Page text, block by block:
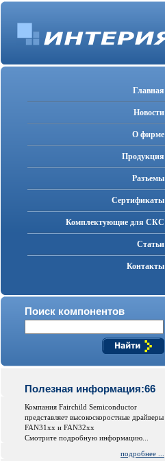
Главная
Новости
О фирме
Продукция
Разъемы
Cертификаты
Комплектующие для СКС
Статьи
Контакты
Поиск компонентов
Полезная информация:66
Компания Fairchild Semiconductor
представляет высокоскоростные драйверы
FAN31xx и FAN32xx
Смотрите подробную информацию...
подробнее ...